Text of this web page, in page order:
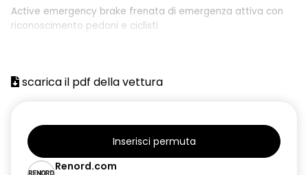
Active emergency brake frenata di emergenza attiva con
riconoscimento pedoni e ciclisti
Airbag laterali a tendina anteriori e posteriori
Alzacristalli elettrici posteriori
Barre tetto modulari nere
scarica il pdf della vettura
Inserisci permuta
Renord.com